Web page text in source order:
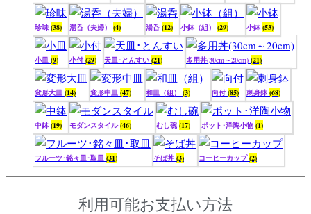
珍味 (38) 湯呑（夫婦） (4) 湯呑 (12) 小鉢（組） (29) 小鉢 (53)
小皿 (9) 小付 (29) 天皿･とんすい (21) 多用丼(30cm～20cm) (21)
変形大皿 (14) 変形中皿 (47) 和皿（組） (3) 向付 (85) 刺身鉢 (68)
中鉢 (19) モダンスタイル(46) むし碗 (17) ポット･洋陶小物 (1)
フルーツ･銘々皿･取皿 (31) そば丼 (3) コーヒーカップ(2)
利用可能お支払い方法